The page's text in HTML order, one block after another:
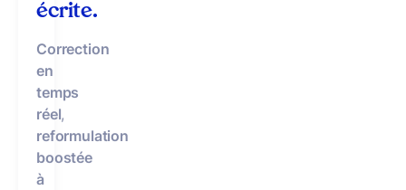
écrite.
Correction
en
temps
réel,
reformulation
boostée
à